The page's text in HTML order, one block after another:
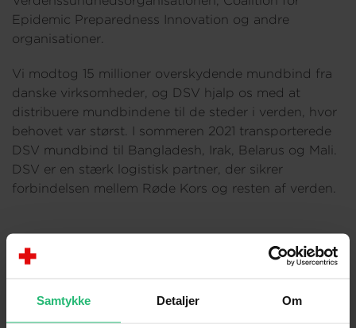
Samtykke Detaljer Om
Epidemic Preparedness Innovation og andre
organisationer.
Vi modtog 15 millioner overskydende mundbind fra
danske virksomheder, og DSV hjalp os med at
distribuere mundbindene til de steder i verden, hvor
behovet var størst. I sommeren 2021 transporterede
DSV mundbind til Bangladesh, Irak, Belarus og Mali.
DSV er en stærk logistisk partner, der sikrer
forbindelsen mellem Røde Kors og resten af verden.